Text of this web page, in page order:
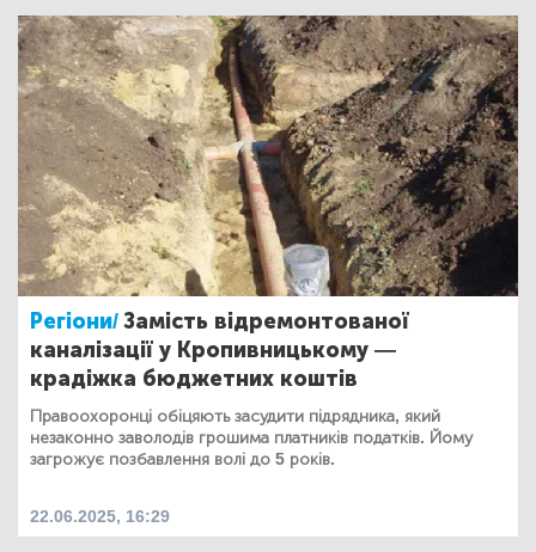
Регіони/Замість відремонтованої
каналізації у Кропивницькому —
крадіжка бюджетних коштів
Правоохоронці обіцяють засудити підрядника, який
незаконно заволодів грошима платників податків. Йому
загрожує позбавлення волі до 5 років.
22.06.2025, 16:29